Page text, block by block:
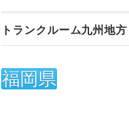
トランクルーム九州地方
福岡県